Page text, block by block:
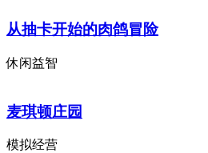
从抽卡开始的肉鸽冒险
休闲益智
麦琪顿庄园
模拟经营